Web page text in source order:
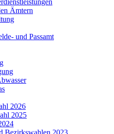
Ämtern
und Passamt
2026
2025
Bezirkswahlen 2023